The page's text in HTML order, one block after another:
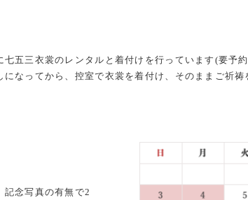
五三衣裳のレンタルと着付けを行っています(要予約
なってから、控室で衣裳を着付け、そのままご祈
記念写真の有無で2